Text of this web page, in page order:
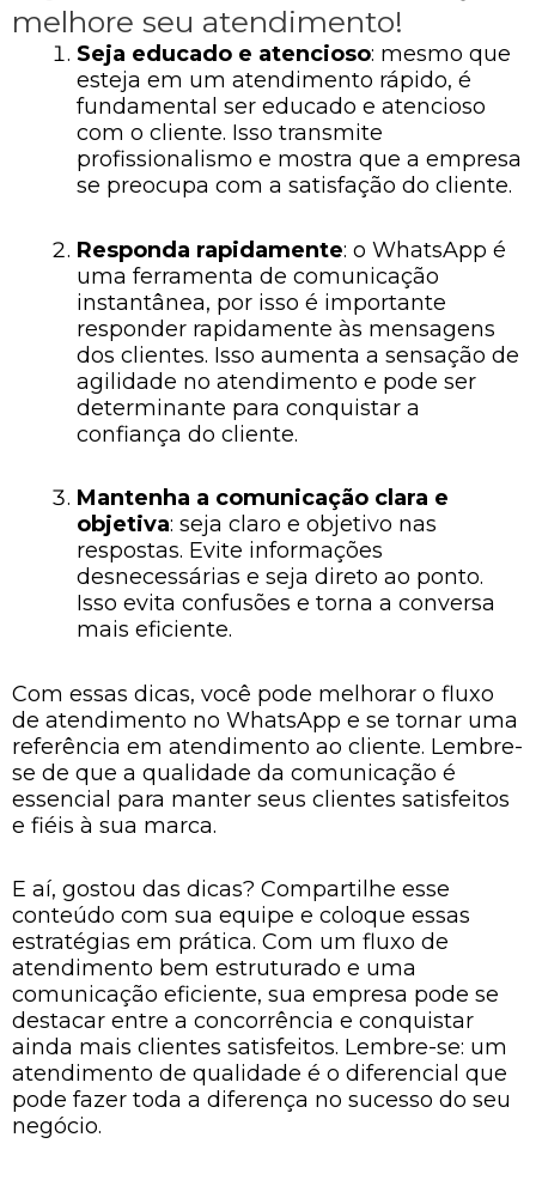
melhore seu atendimento!
Seja educado e atencioso: mesmo que
esteja em um atendimento rápido, é
fundamental ser educado e atencioso
com o cliente. Isso transmite
profissionalismo e mostra que a empresa
se preocupa com a satisfação do cliente.
Responda rapidamente: o WhatsApp é
uma ferramenta de comunicação
instantânea, por isso é importante
responder rapidamente às mensagens
dos clientes. Isso aumenta a sensação de
agilidade no atendimento e pode ser
determinante para conquistar a
confiança do cliente.
Mantenha a comunicação clara e
objetiva: seja claro e objetivo nas
respostas. Evite informações
desnecessárias e seja direto ao ponto.
Isso evita confusões e torna a conversa
mais eficiente.
Com essas dicas, você pode melhorar o fluxo
de atendimento no WhatsApp e se tornar uma
referência em atendimento ao cliente. Lembre-
se de que a qualidade da comunicação é
essencial para manter seus clientes satisfeitos
e fiéis à sua marca.
E aí, gostou das dicas? Compartilhe esse
conteúdo com sua equipe e coloque essas
estratégias em prática. Com um fluxo de
atendimento bem estruturado e uma
comunicação eficiente, sua empresa pode se
destacar entre a concorrência e conquistar
ainda mais clientes satisfeitos. Lembre-se: um
atendimento de qualidade é o diferencial que
pode fazer toda a diferença no sucesso do seu
negócio.